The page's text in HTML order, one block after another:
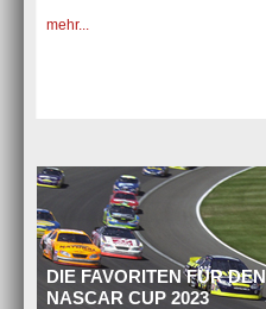
mehr...
DIE FAVORITEN FÜR DEN
NASCAR CUP 2023